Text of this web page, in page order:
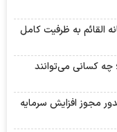
القائم به ظرفیت کامل
کسانی می‌توانند
بورسی؛ صدور مجوز افزایش سرمایه